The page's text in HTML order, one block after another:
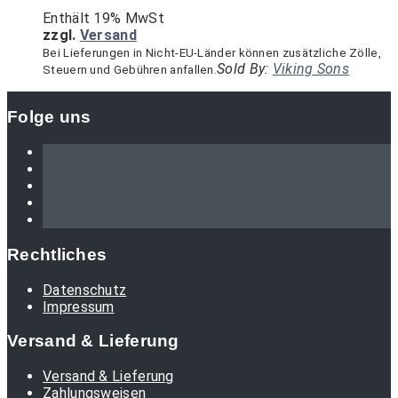
Enthält 19% MwSt
zzgl. Versand
Bei Lieferungen in Nicht-EU-Länder können zusätzliche Zölle,
Steuern und Gebühren anfallen.Sold By: Viking Sons
Folge uns
Rechtliches
Datenschutz
Impressum
Versand & Lieferung
Versand & Lieferung
Zahlungsweisen